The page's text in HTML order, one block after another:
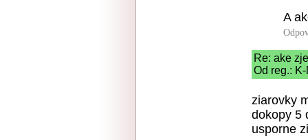
A
Re: ake
Od reg.:
ziarovky
dokopy 5
usporne